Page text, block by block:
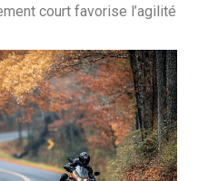
court favorise l’agilité